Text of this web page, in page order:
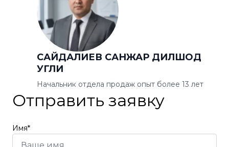
САЙДАЛИЕВ САНЖАР ДИЛШОД
УГЛИ
Начальник отдела продаж опыт более 13 лет
Отправить заявку
Имя*